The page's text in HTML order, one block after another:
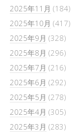
2025年11月 (184)
2025年10月 (417)
2025年9月 (328)
2025年8月 (296)
2025年7月 (216)
2025年6月 (292)
2025年5月 (278)
2025年4月 (305)
2025年3月 (283)